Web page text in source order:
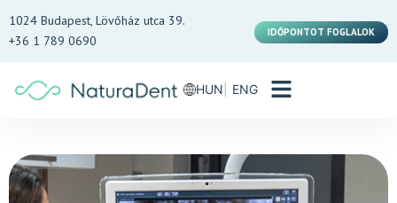
1024 Budapest, Lövőház utca 39.
+36 1 789 0690
IDŐPONTOT FOGLALOK
HUN ENG